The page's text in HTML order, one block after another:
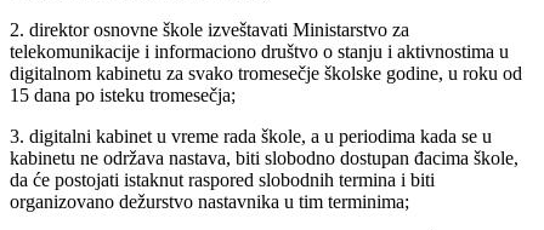
2. direktor osnovne škole izveštavati Ministarstvo za
telekomunikacije i informaciono društvo o stanju i aktivnostima u
digitalnom kabinetu za svako tromesečje školske godine, u roku od
15 dana po isteku tromesečja;
3. digitalni kabinet u vreme rada škole, a u periodima kada se u
kabinetu ne održava nastava, biti slobodno dostupan đacima škole,
da će postojati istaknut raspored slobodnih termina i biti
organizovano dežurstvo nastavnika u tim terminima;